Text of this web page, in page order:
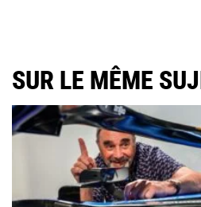
SUR LE MÊME